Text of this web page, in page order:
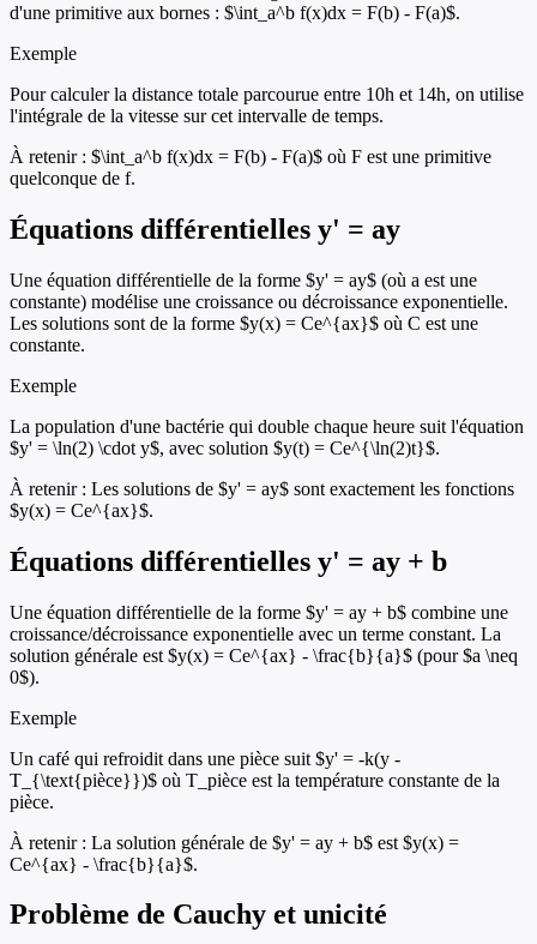
d'une primitive aux bornes : $\int_a^b f(x)dx = F(b) - F(a)$.
Exemple
Pour calculer la distance totale parcourue entre 10h et 14h, on utilise
l'intégrale de la vitesse sur cet intervalle de temps.
À retenir : $\int_a^b f(x)dx = F(b) - F(a)$ où F est une primitive
quelconque de f.
Équations différentielles y' = ay
Une équation différentielle de la forme $y' = ay$ (où a est une
constante) modélise une croissance ou décroissance exponentielle.
Les solutions sont de la forme $y(x) = Ce^{ax}$ où C est une
constante.
Exemple
La population d'une bactérie qui double chaque heure suit l'équation
$y' = \ln(2) \cdot y$, avec solution $y(t) = Ce^{\ln(2)t}$.
À retenir : Les solutions de $y' = ay$ sont exactement les fonctions
$y(x) = Ce^{ax}$.
Équations différentielles y' = ay + b
Une équation différentielle de la forme $y' = ay + b$ combine une
croissance/décroissance exponentielle avec un terme constant. La
solution générale est $y(x) = Ce^{ax} - \frac{b}{a}$ (pour $a \neq
0$).
Exemple
Un café qui refroidit dans une pièce suit $y' = -k(y -
T_{\text{pièce}})$ où T_pièce est la température constante de la
pièce.
À retenir : La solution générale de $y' = ay + b$ est $y(x) =
Ce^{ax} - \frac{b}{a}$.
Problème de Cauchy et unicité